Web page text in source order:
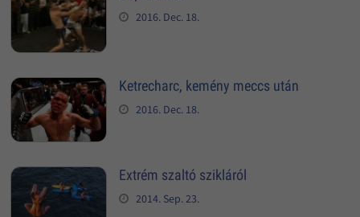
2016. Dec. 18.
Ketrecharc, kemény meccs után
2016. Dec. 18.
Extrém szaltó szikláról
2014. Sep. 23.